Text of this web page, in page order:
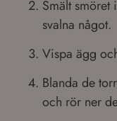
Smält smöret
svalna något.
Vispa ägg
Blanda de
och rör ner